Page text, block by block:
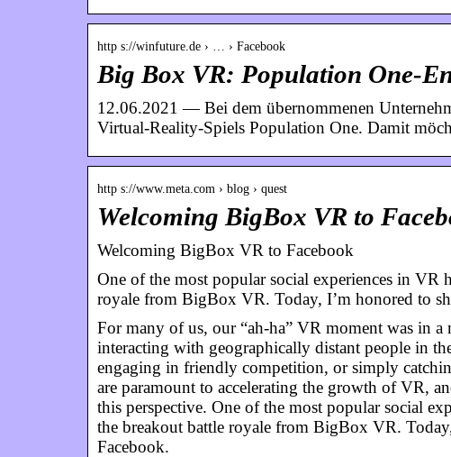
http s://winfuture.de › … › Facebook
Big Box VR: Population One-
12.06.2021 — Bei dem übernommenen
Virtual-Reality-Spiels Population One. Damit
http s://www.meta.com › blog › quest
Welcoming BigBox VR to
Welcoming BigBox VR to Facebook
One of the most popular social experiences in
royale from BigBox VR. Today, I’m honored to
For many of us, our “ah-ha” VR moment was in a
interacting with geographically distant people in
engaging in friendly competition, or simply
are paramount to accelerating the growth of VR,
this perspective. One of the most popular social
the breakout battle royale from BigBox VR.
Facebook.